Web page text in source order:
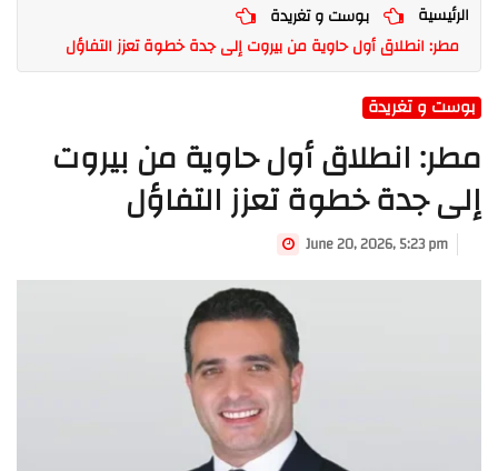
الرئيسية
بوست و تغريدة
مطر: انطلاق أول حاوية من بيروت إلى جدة خطوة تعزز التفاؤل
بوست و تغريدة
مطر: انطلاق أول حاوية من بيروت
إلى جدة خطوة تعزز التفاؤل
June 20, 2026, 5:23 pm